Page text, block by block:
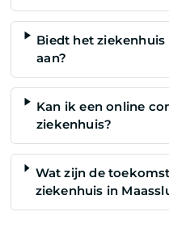
Biedt het
aan?
Kan ik een online
ziekenhuis?
Wat zijn de
ziekenhuis in